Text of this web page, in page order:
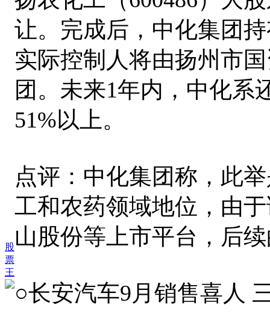
股
票
王
让。完成后，中化集团
实际控制人将由扬州市
团。未来1年内，中化系
51%以上。
点评：中化集团称，此
工和农药领域地位，由
山股份等上市平台，后
○长安汽车9月销售喜人